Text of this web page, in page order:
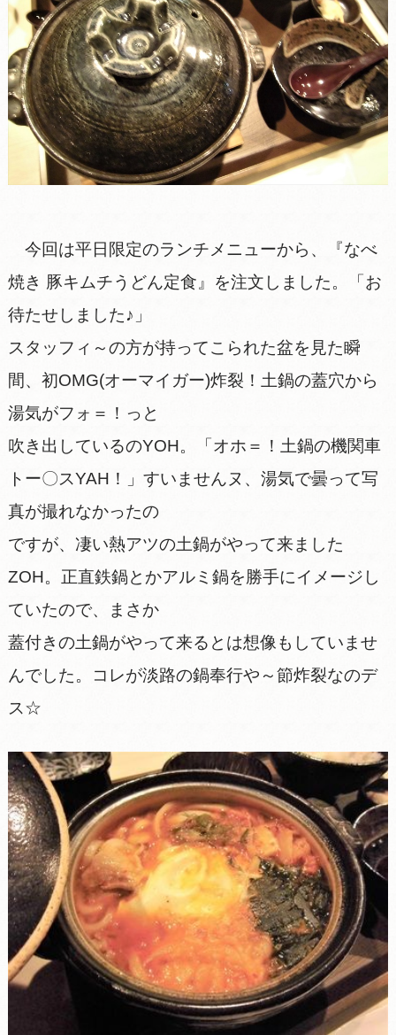
今回は平日限定のランチメニューから、『なべ
焼き 豚キムチうどん定食』を注文しました。「お
待たせしました♪」
スタッフィ～の方が持ってこられた盆を見た瞬
間、初OMG(オーマイガー)炸裂！土鍋の蓋穴から
湯気がフォ＝！っと
吹き出しているのYOH。「オホ＝！土鍋の機関車
トー〇スYAH！」すいませんヌ、湯気で曇って写
真が撮れなかったの
ですが、凄い熱アツの土鍋がやって来ました
ZOH。正直鉄鍋とかアルミ鍋を勝手にイメージし
ていたので、まさか
蓋付きの土鍋がやって来るとは想像もしていませ
んでした。コレが淡路の鍋奉行や～節炸裂なのデ
ス☆